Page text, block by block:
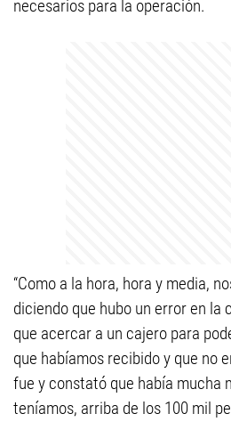
necesarios para la operación.
“Como a la hora, hora y media,
diciendo que hubo un error en la
que acercar a un cajero para
que habíamos recibido y que no
fue y constató que había mucha
teníamos, arriba de los 100 mil